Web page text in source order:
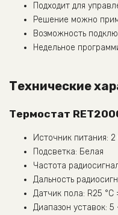
Подходит для
Решение можно
Возможность
Недельное
Технические
Термостат
Источник питания:
Подсветка: Белая
Частота
Дальность
Датчик пола: R25 °C
Диапазон уставок: 5